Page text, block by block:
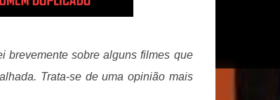
brevemente sobre alguns filmes que
Trata-se de uma opinião mais